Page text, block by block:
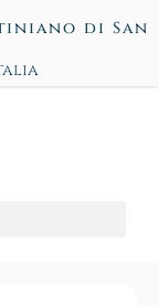
di San